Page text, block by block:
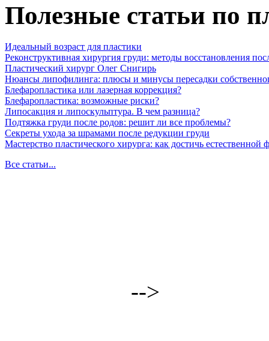
Полезные статьи по
Идеальный возраст для пластики
Реконструктивная хирургия груди: методы восстановления
Пластический хирург Олег Снигирь
Нюансы липофилинга: плюсы и минусы пересадки
Блефаропластика или лазерная коррекция?
Блефаропластика: возможные риски?
Липосакция и липоскульптура. В чем разница?
Подтяжка груди после родов: решит ли все проблемы?
Секреты ухода за шрамами после редукции груди
Мастерство пластического хирурга: как достичь
Все статьи...
-->